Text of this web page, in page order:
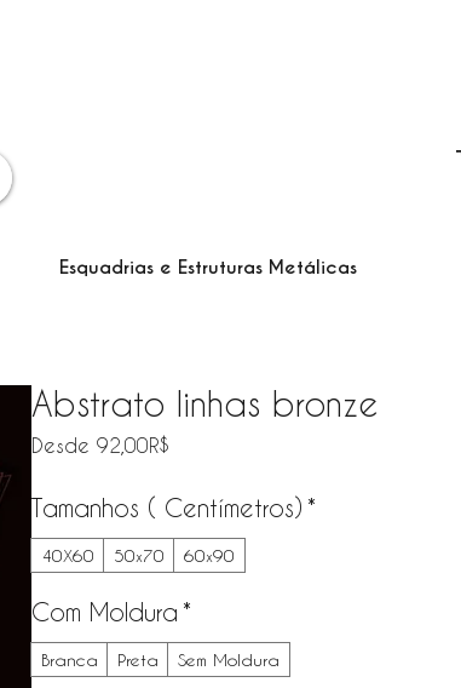
Esquadrias e Estruturas Metálicas
Abstrato linhas bronze
Desde 92,00R$Precio de oferta
Tamanhos ( Centímetros) *
40X60 50x70 60x90
Com Moldura *
Branca Preta Sem Moldura